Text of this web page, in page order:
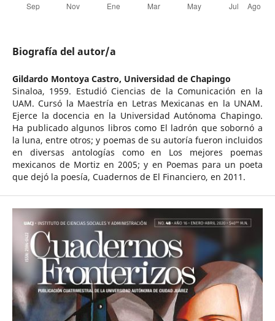
Biografía del autor/a
Gildardo Montoya Castro, Universidad de Chapingo
Sinaloa, 1959. Estudió Ciencias de la Comunicación en la
UAM. Cursó la Maestría en Letras Mexicanas en la UNAM.
Ejerce la docencia en la Universidad Autónoma Chapingo.
Ha publicado algunos libros como El ladrón que sobornó a
la luna, entre otros; y poemas de su autoría fueron incluidos
en diversas antologías como en Los mejores poemas
mexicanos de Mortiz en 2005; y en Poemas para un poeta
que dejó la poesía, Cuadernos de El Financiero, en 2011.